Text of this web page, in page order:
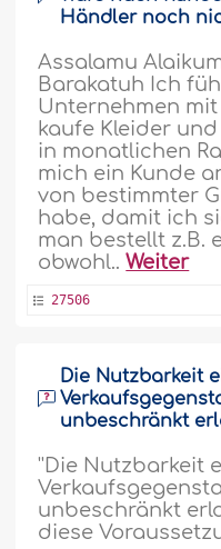
Händler noch
Assalamu
Barakatuh Ich
Unternehmen
kaufe Kleider
in monatlichen
mich ein Kunde
von bestimmter
habe, damit ich
man bestellt z.B.
obwohl..Weiter
27506
Die Nutzbarkeit
unbeschränkt
''Die Nutzbarkeit
unbeschränkt
diese